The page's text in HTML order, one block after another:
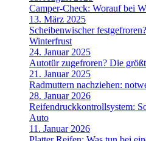
Camper-Check: Worauf bei
13. März 2025
Scheibenwischer
Winterfrust
24. Januar 2025
Autotür zugefroren? Die
21. Januar 2025
Radmuttern nachziehen:
28. Januar 2026
Reifendruckkontrollsystem:
Auto
11. Januar 2026